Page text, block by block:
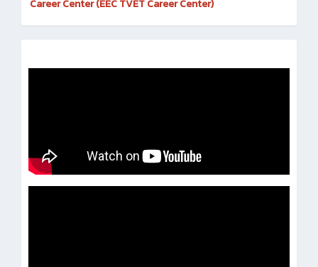
Career Center (EEC TVET Career Center)